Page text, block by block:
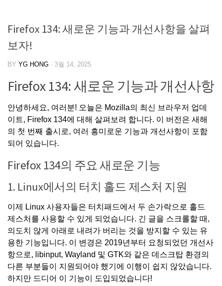
Firefox 134: 새로운 기능과 개선사항을 살펴
보자!
BY YG HONG · 3월 14, 2025
Firefox 134: 새로운 기능과 개선사항
안녕하세요, 여러분! 오늘은 Mozilla의 최신 브라우저 업데
이트, Firefox 134에 대해 살펴보려 합니다. 이 버전은 새해
의 첫 번째 출시로, 여러 흥미로운 기능과 개선사항이 포함
되어 있습니다.
Firefox 134의 주요 새로운 기능
1. Linux에서의 터치 홀드 제스처 지원
이제 Linux 사용자들은 터치패드에서 두 손가락으로 홀드
제스처를 사용할 수 있게 되었습니다. 긴 글을 스크롤할 때,
의도치 않게 아래로 내려가 버리는 것을 방지할 수 있는 유
용한 기능입니다. 이 변경은 2019년부터 요청되었던 개선사
항으로, libinput, Wayland 및 GTK와 같은 데스크탑 환경의
다른 부분들이 지원되어야 했기에 이행이 쉽지 않았습니다.
하지만 드디어 이 기능이 도입되었습니다!